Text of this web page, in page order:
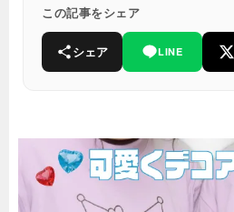
この記事をシェア
シェア LINE